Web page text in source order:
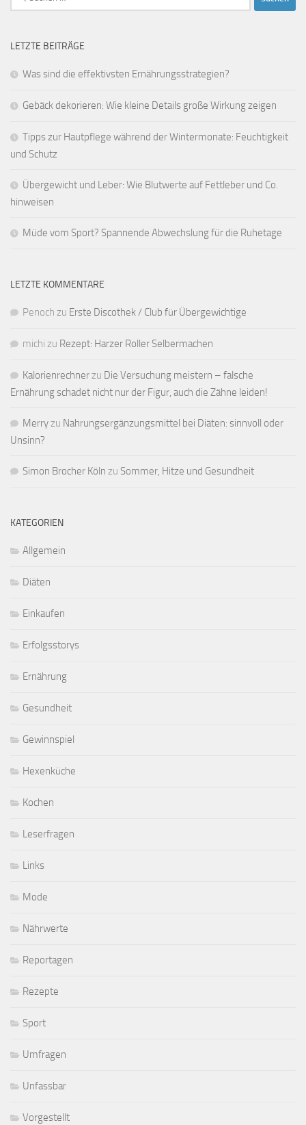
nach:
LETZTE BEITRÄGE
Was sind die effektivsten Ernährungsstrategien?
Gebäck dekorieren: Wie kleine Details große Wirkung zeigen
Tipps zur Hautpflege während der Wintermonate: Feuchtigkeit
und Schutz
Übergewicht und Leber: Wie Blutwerte auf Fettleber und Co.
hinweisen
Müde vom Sport? Spannende Abwechslung für die Ruhetage
LETZTE KOMMENTARE
Penoch zu Erste Discothek / Club für Übergewichtige
michi zu Rezept: Harzer Roller Selbermachen
Kalorienrechnerzu Die Versuchung meistern – falsche
Ernährung schadet nicht nur der Figur, auch die Zähne leiden!
Merryzu Nahrungsergänzungsmittel bei Diäten: sinnvoll oder
Unsinn?
Simon Brocher Köln zu Sommer, Hitze und Gesundheit
KATEGORIEN
Allgemein
Diäten
Einkaufen
Erfolgsstorys
Ernährung
Gesundheit
Gewinnspiel
Hexenküche
Kochen
Leserfragen
Links
Mode
Nährwerte
Reportagen
Rezepte
Sport
Umfragen
Unfassbar
Vorgestellt